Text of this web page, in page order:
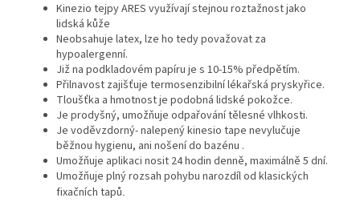
Kinezio tejpy ARES využívají stejnou roztažnost jako
lidská kůže
Neobsahuje latex, lze ho tedy považovat za
hypoalergenní.
Již na podkladovém papíru je s 10-15% předpětím.
Přilnavost zajišťuje termosenzibilní lékařská pryskyřice.
Tloušťka a hmotnost je podobná lidské pokožce.
Je prodyšný, umožňuje odpařování tělesné vlhkosti.
Je voděvzdorný- nalepený kinesio tape nevylučuje
běžnou hygienu, ani nošení do bazénu .
Umožňuje aplikaci nosit 24 hodin denně, maximálně 5 dní.
Umožňuje plný rozsah pohybu narozdíl od klasických
fixačních tapů